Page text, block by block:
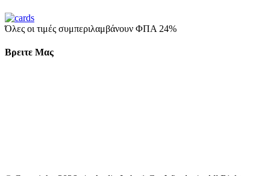
Όλες οι τιμές συμπεριλαμβάνουν ΦΠΑ 24%
Βρειτε Μας